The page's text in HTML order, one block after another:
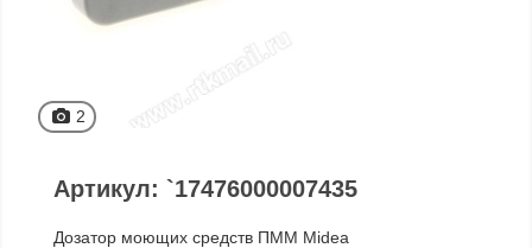
2
Артикул: `17476000007435
Дозатор моющих средств ПММ Midea